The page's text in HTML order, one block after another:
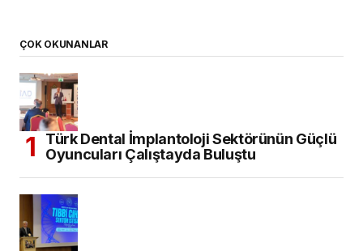
ÇOK OKUNANLAR
Türk Dental İmplantoloji Sektörünün Güçlü
Oyuncuları Çalıştayda Buluştu